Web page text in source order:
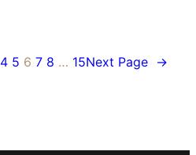
4 5 6 7 8 … 15Next Page →